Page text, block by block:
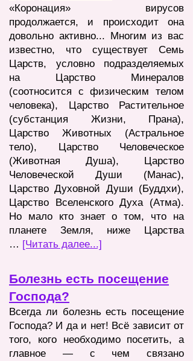
«Коронация» вирусов
продолжается, и происходит она
довольно активно... Многим из вас
известно, что существует Семь
Царств, условно подразделяемых
на Царство Минералов
(соотносится с физическим телом
человека), Царство Растительное
(субстанция Жизни, Прана),
Царство Животных (Астральное
тело), Царство Человеческое
(Животная Душа), Царство
Человеческой Души (Манас),
Царство Духовной Души (Буддхи),
Царство Вселенского Духа (Атма).
Но мало кто знает о том, что на
планете Земля, ниже Царства
… [Читать далее...]
Болезнь есть посещение
Господа?
Всегда ли болезнь есть посещение
Господа? И да и нет! Всё зависит от
того, кого необходимо посетить, а
главное — с чем связано